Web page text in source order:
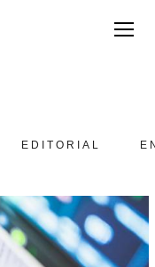
EDITORIAL